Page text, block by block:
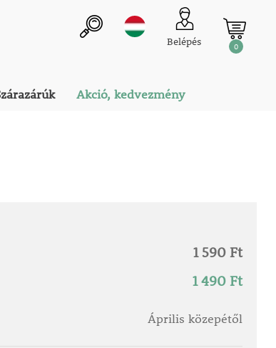
Belépés 0
Akció, kedvezmény
1 590 Ft
1 490 Ft
Április közepétől